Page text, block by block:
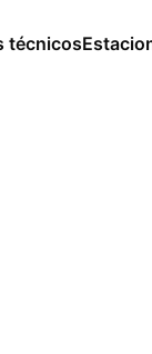
técnicos